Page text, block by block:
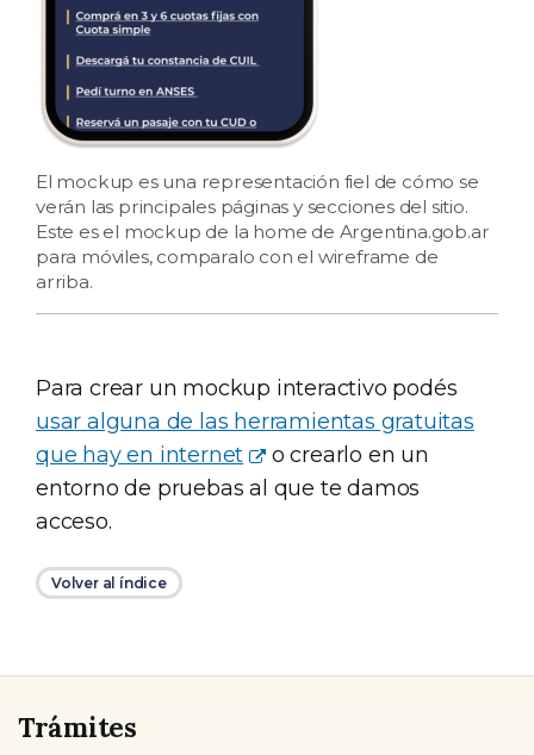
El mockup es una representación fiel de cómo se
verán las principales páginas y secciones del sitio.
Este es el mockup de la home de Argentina.gob.ar
para móviles, comparalo con el wireframe de
arriba.
Para crear un mockup interactivo podés
usar alguna de las herramientas gratuitas
que hay en internet
o crearlo en un
entorno de pruebas al que te damos
acceso.
Volver al índice
Trámites